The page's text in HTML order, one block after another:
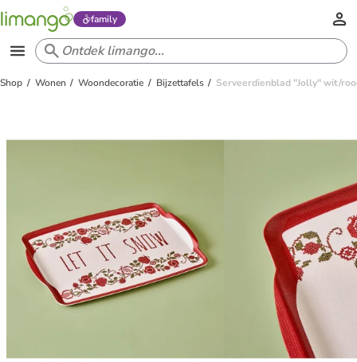
family
Shop Wonen Woondecoratie Bijzettafels Serveerdienblad "Jolly" wit/